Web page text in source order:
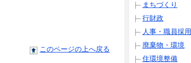
このページの上へ戻る
まちづくり
行財政
人事・職員採用
廃棄物・環境
住環境整備